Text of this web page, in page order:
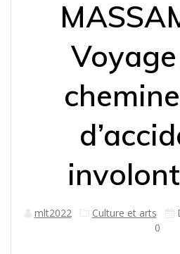
Voyage
mlt2022 Culture et arts
0